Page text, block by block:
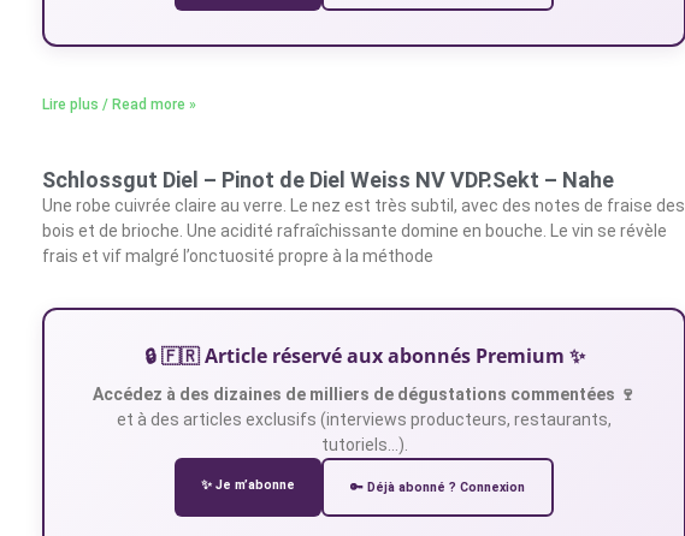
Lire plus / Read more »
Schlossgut Diel – Pinot de Diel Weiss NV VDP.Sekt – Nahe
Une robe cuivrée claire au verre. Le nez est très subtil, avec des notes de fraise des
bois et de brioche. Une acidité rafraîchissante domine en bouche. Le vin se révèle
frais et vif malgré l’onctuosité propre à la méthode
🔒 🇫🇷 Article réservé aux abonnés Premium ✨
Accédez à des dizaines de milliers de dégustations commentées 🍷
et à des articles exclusifs (interviews producteurs, restaurants,
tutoriels…).
✨ Je m’abonne 🔑 Déjà abonné ? Connexion